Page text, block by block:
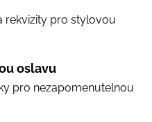
rekvizity pro stylovou
oslavu
pro nezapomenutelnou